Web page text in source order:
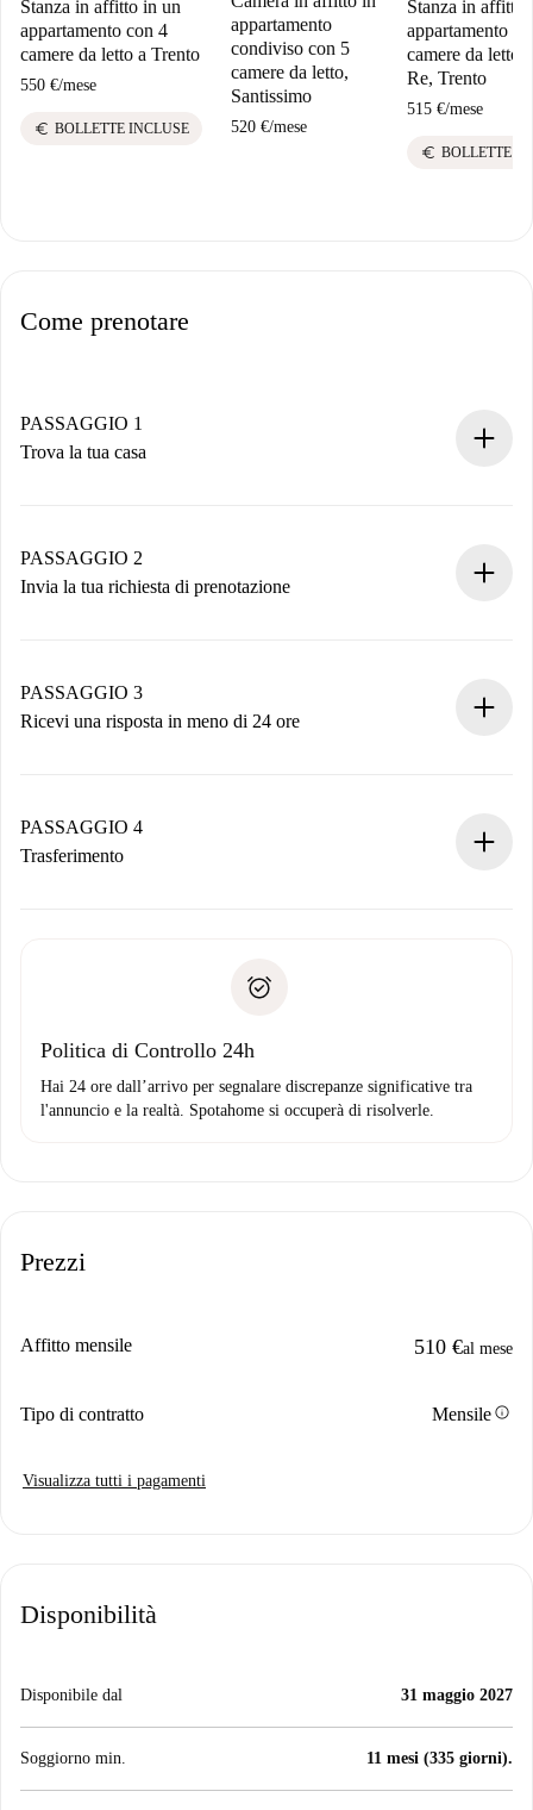
Stanza in affitto in un
appartamento con 4
camere da letto a Trento
550 €/mese
euro BOLLETTE INCLUSE
appartamento
condiviso con 5
camere da letto,
Santissimo
520 €/mese
Stanza in affitto
appartamento
camere da letto
Re, Trento
515 €/mese
euro BOLLETTE
Come prenotare
PASSAGGIO 1
Trova la tua casa
Hai tutte le informazioni necessarie in anticipo.
PASSAGGIO 2
Invia la tua richiesta di prenotazione
non accetta.
PASSAGGIO 3
Ricevi una risposta in meno di 24 ore
contatto con il proprietario.
Se rifiutata: non ti addebiteremo nulla e ti proporremo
Domiciliazione del pagamento
PASSAGGIO 4
Trasferimento
solo se non segnali problemi.
Politica di Controllo 24h
Hai 24 ore dall’arrivo per segnalare discrepanze significative tra
l'annuncio e la realtà. Spotahome si occuperà di risolverle.
Prezzi
Affitto mensile 510 €al mese
Tipo di contratto Mensileinfo
Visualizza tutti i pagamenti
Disponibilità
Disponibile dal 31 maggio 2027
Soggiorno min. 11 mesi (335 giorni).